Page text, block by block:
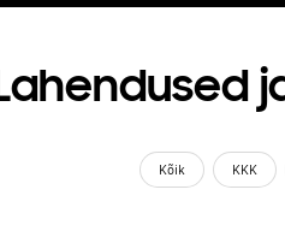
Kõik KKK